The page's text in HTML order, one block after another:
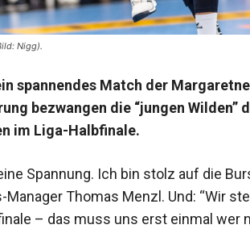
Nigg).
spannendes Match der
bezwangen die “jungen Wilden”
im Liga-Halbfinale.
Spannung. Ich bin stolz auf die
Manager Thomas Menzl. Und: “Wir
– das muss uns erst einmal wer